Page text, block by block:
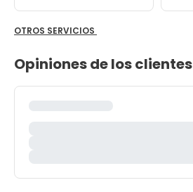
OTROS SERVICIOS
Opiniones de los clientes